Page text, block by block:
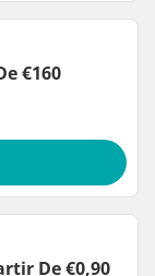
€160
De €0,90